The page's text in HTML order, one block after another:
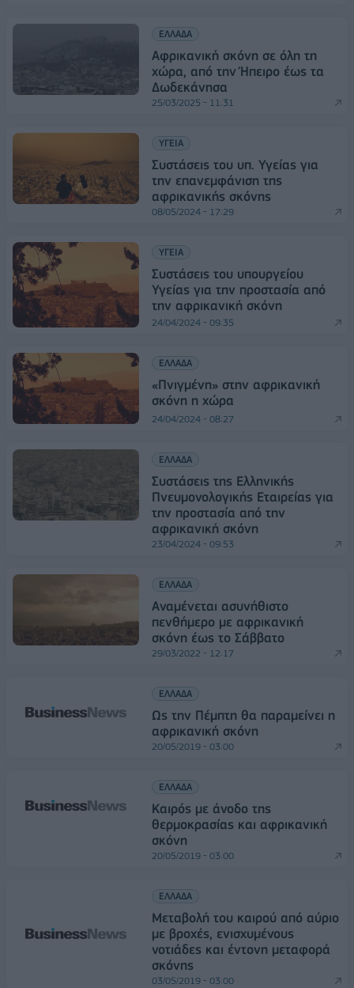
ΕΛΛΑΔΑ
Αφρικανική σκόνη σε όλη τη
χώρα, από την Ήπειρο έως τα
Δωδεκάνησα
25/03/2025 - 11:31
ΥΓΕΙΑ
Συστάσεις του υπ. Υγείας για
την επανεμφάνιση της
αφρικανικής σκόνης
08/05/2024 - 17:29
ΥΓΕΙΑ
Συστάσεις του υπουργείου
Υγείας για την προστασία από
την αφρικανική σκόνη
24/04/2024 - 09:35
ΕΛΛΑΔΑ
«Πνιγμένη» στην αφρικανική
σκόνη η χώρα
24/04/2024 - 08:27
ΕΛΛΑΔΑ
Συστάσεις της Ελληνικής
Πνευμονολογικής Εταιρείας για
την προστασία από την
αφρικανική σκόνη
23/04/2024 - 09:53
ΕΛΛΑΔΑ
Αναμένεται ασυνήθιστο
πενθήμερο με αφρικανική
σκόνη έως το Σάββατο
29/03/2022 - 12:17
ΕΛΛΑΔΑ
Ως την Πέμπτη θα παραμείνει η
αφρικανική σκόνη
20/05/2019 - 03:00
ΕΛΛΑΔΑ
Καιρός με άνοδο της
θερμοκρασίας και αφρικανική
σκόνη
20/05/2019 - 03:00
ΕΛΛΑΔΑ
Mεταβολή του καιρού από αύριο
με βροχές, ενισχυμένους
νοτιάδες και έντονη μεταφορά
σκόνης
03/05/2019 - 03:00